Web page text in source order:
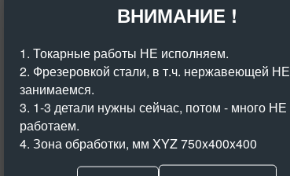
ВНИМАНИЕ !
1. Токарные работы НЕ исполняем.
2. Фрезеровкой стали, в т.ч. нержавеющей НЕ
занимаемся.
3. 1-3 детали нужны сейчас, потом - много НЕ
работаем.
4. Зона обработки, мм XYZ 750x400x400